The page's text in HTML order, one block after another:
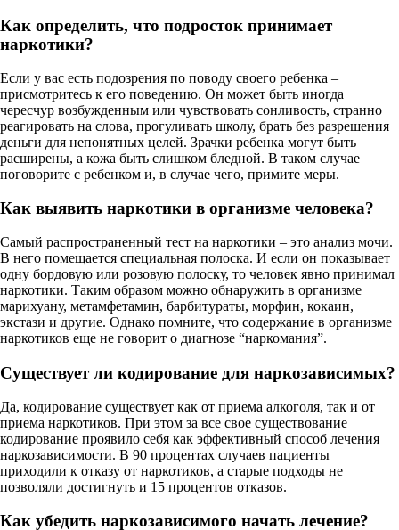
Как определить, что подросток принимает
наркотики?
Если у вас есть подозрения по поводу своего ребенка –
присмотритесь к его поведению. Он может быть иногда
чересчур возбужденным или чувствовать сонливость, странно
реагировать на слова, прогуливать школу, брать без разрешения
деньги для непонятных целей. Зрачки ребенка могут быть
расширены, а кожа быть слишком бледной. В таком случае
поговорите с ребенком и, в случае чего, примите меры.
Как выявить наркотики в организме человека?
Самый распространенный тест на наркотики – это анализ мочи.
В него помещается специальная полоска. И если он показывает
одну бордовую или розовую полоску, то человек явно принимал
наркотики. Таким образом можно обнаружить в организме
марихуану, метамфетамин, барбитураты, морфин, кокаин,
экстази и другие. Однако помните, что содержание в организме
наркотиков еще не говорит о диагнозе “наркомания”.
Существует ли кодирование для наркозависимых?
Да, кодирование существует как от приема алкоголя, так и от
приема наркотиков. При этом за все свое существование
кодирование проявило себя как эффективный способ лечения
наркозависимости. В 90 процентах случаев пациенты
приходили к отказу от наркотиков, а старые подходы не
позволяли достигнуть и 15 процентов отказов.
Как убедить наркозависимого начать лечение?